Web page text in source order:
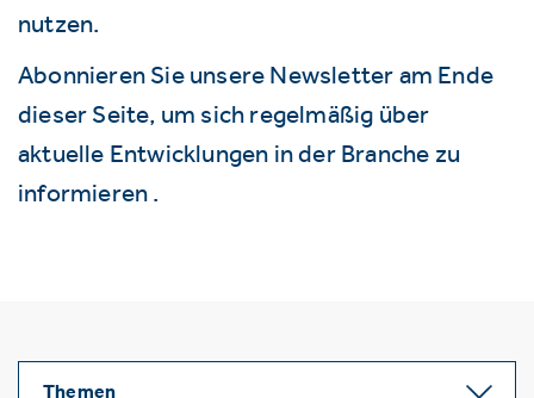
nutzen.
Abonnieren Sie unsere Newsletter am Ende
dieser Seite, um sich regelmäßig über
aktuelle Entwicklungen in der Branche zu
informieren .
Themen